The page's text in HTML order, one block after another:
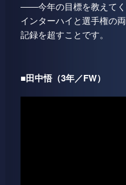
――今年の目標を教えてく
インターハイと選手権の
記録を超すことです。
■田中悟（3年／FW）